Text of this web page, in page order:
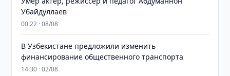
Убайдуллаев
00:22 · 08/08
В Узбекистане предложили изменить
финансирование общественного транспорта
14:30 · 02/08